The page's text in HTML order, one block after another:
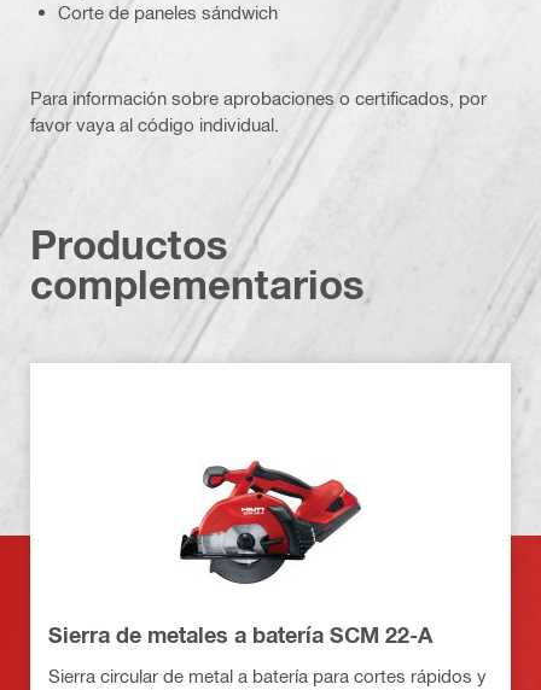
Corte de paneles sándwich
Para información sobre aprobaciones o certificados, por
favor vaya al código individual.
Productos
complementarios
Sierra de metales a batería SCM 22-A
Sierra circular de metal a batería para cortes rápidos y